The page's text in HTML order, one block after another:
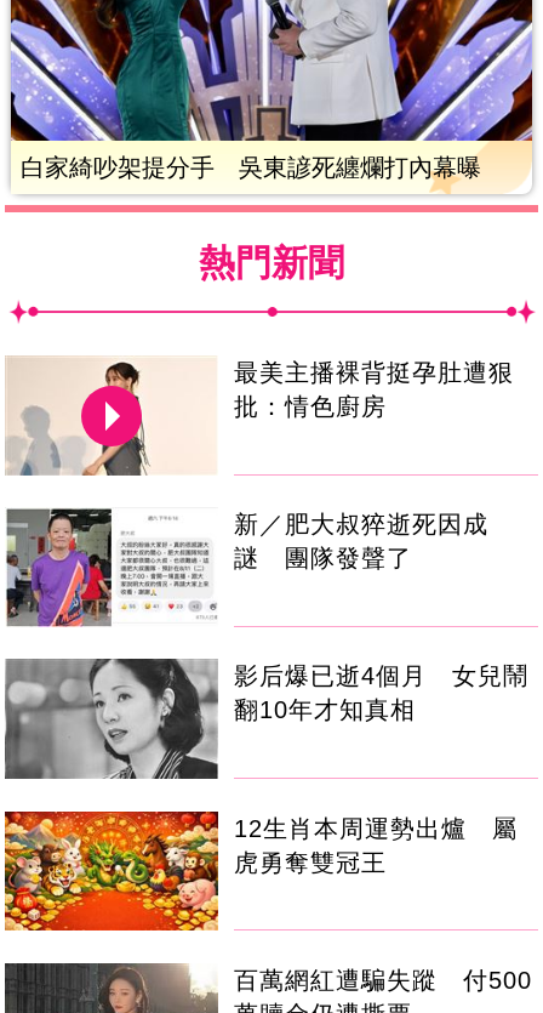
白家綺吵架提分手 吳東諺死纏爛打內幕曝
熱門新聞
最美主播裸背挺孕肚遭狠
批：情色廚房
新／肥大叔猝逝死因成
謎 團隊發聲了
影后爆已逝4個月 女兒鬧
翻10年才知真相
12生肖本周運勢出爐 屬
虎勇奪雙冠王
百萬網紅遭騙失蹤 付500